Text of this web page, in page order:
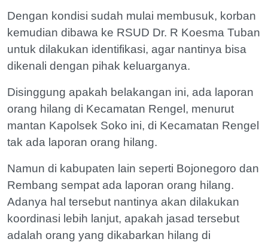
Dengan kondisi sudah mulai membusuk, korban
kemudian dibawa ke RSUD Dr. R Koesma Tuban
untuk dilakukan identifikasi, agar nantinya bisa
dikenali dengan pihak keluarganya.
Disinggung apakah belakangan ini, ada laporan
orang hilang di Kecamatan Rengel, menurut
mantan Kapolsek Soko ini, di Kecamatan Rengel
tak ada laporan orang hilang.
Namun di kabupaten lain seperti Bojonegoro dan
Rembang sempat ada laporan orang hilang.
Adanya hal tersebut nantinya akan dilakukan
koordinasi lebih lanjut, apakah jasad tersebut
adalah orang yang dikabarkan hilang di